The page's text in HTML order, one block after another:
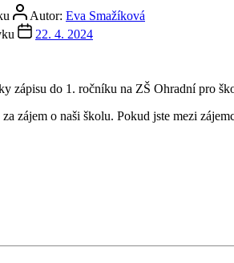
Autor: Eva Smažíková
22. 4. 2024
zápisu do 1. ročníku na ZŠ Ohradní pro
zájem o naši školu. Pokud jste mezi